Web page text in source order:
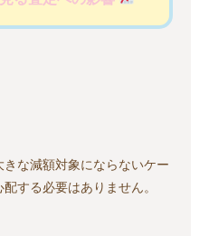
な減額対象にならないケー
する必要はありません。